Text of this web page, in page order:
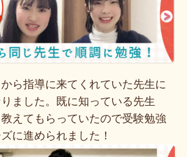
ら指導に来てくれていた先生に
ました。既に知っている先生
えてもらっていたので受験勉強
に進められました！